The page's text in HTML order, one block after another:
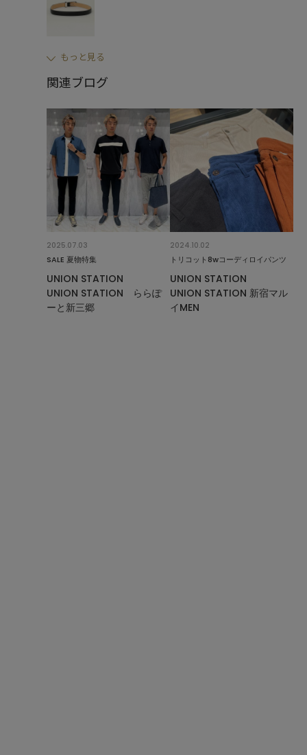
もっと見る
関連ブログ
2025.07.03
SALE 夏物特集
UNION STATION
UNION STATION ららぽ
ーと新三郷
2024.10.02
トリコット8wコーディロイパンツ
UNION STATION
UNION STATION 新宿マル
イMEN